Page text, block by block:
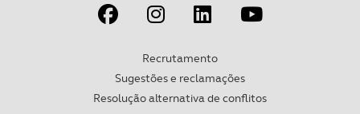
Recrutamento
Sugestões e reclamações
Resolução alternativa de conflitos